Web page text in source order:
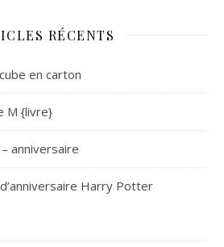
RÉCENTS
en carton
M {livre}
anniversaire
Harry Potter